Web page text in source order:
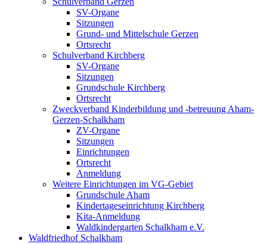
SV-Organe
Sitzungen
Grund- und Mittelschule Gerzen
Ortsrecht
Schulverband Kirchberg
SV-Organe
Sitzungen
Grundschule Kirchberg
Ortsrecht
Zweckverband Kinderbildung und -betreuung Aham-
Gerzen-Schalkham
ZV-Organe
Sitzungen
Einrichtungen
Ortsrecht
Anmeldung
Weitere Einrichtungen im VG-Gebiet
Grundschule Aham
Kindertageseinrichtung Kirchberg
Kita-Anmeldung
Waldkindergarten Schalkham e.V.
Waldfriedhof Schalkham